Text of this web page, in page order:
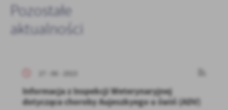
Pozostałe
aktualności
27 - 06 - 2023
Informacja z Inspekcji Weterynaryjnej
dotycząca choroby Aujeszkyego u świń (ADV)